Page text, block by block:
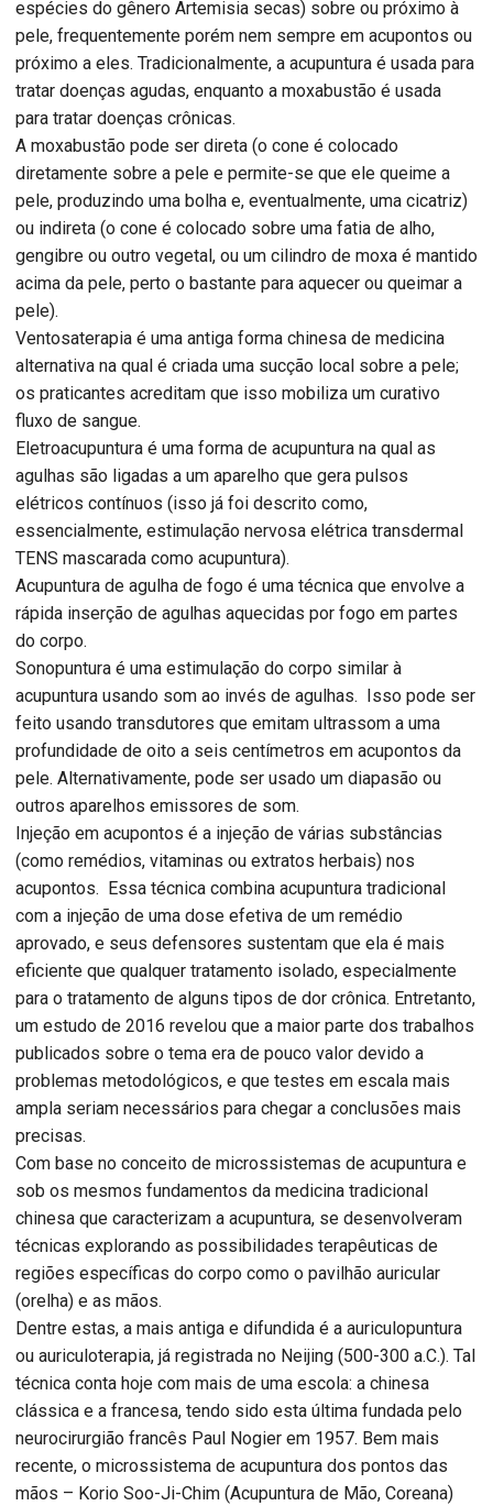
espécies do gênero Artemisia secas) sobre ou próximo à
pele, frequentemente porém nem sempre em acupontos ou
próximo a eles. Tradicionalmente, a acupuntura é usada para
tratar doenças agudas, enquanto a moxabustão é usada
para tratar doenças crônicas.
A moxabustão pode ser direta (o cone é colocado
diretamente sobre a pele e permite-se que ele queime a
pele, produzindo uma bolha e, eventualmente, uma cicatriz)
ou indireta (o cone é colocado sobre uma fatia de alho,
gengibre ou outro vegetal, ou um cilindro de moxa é mantido
acima da pele, perto o bastante para aquecer ou queimar a
pele).
Ventosaterapia é uma antiga forma chinesa de medicina
alternativa na qual é criada uma sucção local sobre a pele;
os praticantes acreditam que isso mobiliza um curativo
fluxo de sangue.
Eletroacupuntura é uma forma de acupuntura na qual as
agulhas são ligadas a um aparelho que gera pulsos
elétricos contínuos (isso já foi descrito como,
essencialmente, estimulação nervosa elétrica transdermal
TENS mascarada como acupuntura).
Acupuntura de agulha de fogo é uma técnica que envolve a
rápida inserção de agulhas aquecidas por fogo em partes
do corpo.
Sonopuntura é uma estimulação do corpo similar à
acupuntura usando som ao invés de agulhas. Isso pode ser
feito usando transdutores que emitam ultrassom a uma
profundidade de oito a seis centímetros em acupontos da
pele. Alternativamente, pode ser usado um diapasão ou
outros aparelhos emissores de som.
Injeção em acupontos é a injeção de várias substâncias
(como remédios, vitaminas ou extratos herbais) nos
acupontos. Essa técnica combina acupuntura tradicional
com a injeção de uma dose efetiva de um remédio
aprovado, e seus defensores sustentam que ela é mais
eficiente que qualquer tratamento isolado, especialmente
para o tratamento de alguns tipos de dor crônica. Entretanto,
um estudo de 2016 revelou que a maior parte dos trabalhos
publicados sobre o tema era de pouco valor devido a
problemas metodológicos, e que testes em escala mais
ampla seriam necessários para chegar a conclusões mais
precisas.
Com base no conceito de microssistemas de acupuntura e
sob os mesmos fundamentos da medicina tradicional
chinesa que caracterizam a acupuntura, se desenvolveram
técnicas explorando as possibilidades terapêuticas de
regiões específicas do corpo como o pavilhão auricular
(orelha) e as mãos.
Dentre estas, a mais antiga e difundida é a auriculopuntura
ou auriculoterapia, já registrada no Neijing (500-300 a.C.). Tal
técnica conta hoje com mais de uma escola: a chinesa
clássica e a francesa, tendo sido esta última fundada pelo
neurocirurgião francês Paul Nogier em 1957. Bem mais
recente, o microssistema de acupuntura dos pontos das
mãos – Korio Soo-Ji-Chim (Acupuntura de Mão, Coreana)